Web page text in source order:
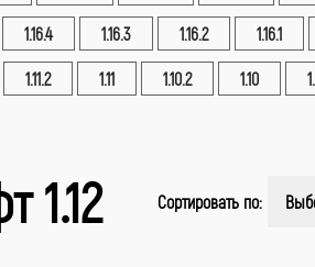
1.16.4 1.16.3 1.16.2 1.16.1
1.11.2 1.11 1.10.2 1.10
1.12 Сортировать по: